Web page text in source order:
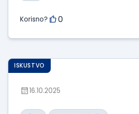
Korisno? 0
ISKUSTVO
16.10.2025